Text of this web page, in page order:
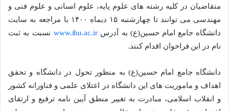
متقاضیان در کلیه رشته های علوم پایه، علوم انسانی و علوم فنی و
مهندسی می توانند تا چهارشنبه ۱۵ دیماه ۱۴۰۰ با مراجعه به سایت
دانشگاه جامع امام حسین(ع) به آدرس www.ihu.ac.ir نسبت به ثبت
نام در این فراخوان اقدام کنند.
دانشگاه جامع امام حسین(ع) به منظور تحول در دانشگاه و تحقق
اهداف و ماموریت های این دانشگاه در اعتلای علمی و فناورانه کشور
و انقلاب اسلامی، مبادرت به تغییر منطق آیین نامه ترفیع و ارتقای